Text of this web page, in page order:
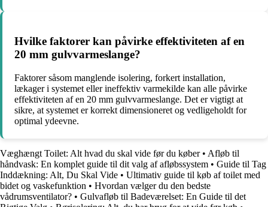
Hvilke faktorer kan påvirke effektiviteten af en
20 mm gulvvarmeslange?
Faktorer såsom manglende isolering, forkert installation,
lækager i systemet eller ineffektiv varmekilde kan alle påvirke
effektiviteten af en 20 mm gulvvarmeslange. Det er vigtigt at
sikre, at systemet er korrekt dimensioneret og vedligeholdt for
optimal ydeevne.
Væghængt Toilet: Alt hvad du skal vide før du køber• Afløb til
håndvask: En komplet guide til dit valg af afløbssystem • Guide til Tag
Inddækning: Alt, Du Skal Vide • Ultimativ guide til køb af toilet med
bidet og vaskefunktion • Hvordan vælger du den bedste
vådrumsventilator? • Gulvafløb til Badeværelset: En Guide til det